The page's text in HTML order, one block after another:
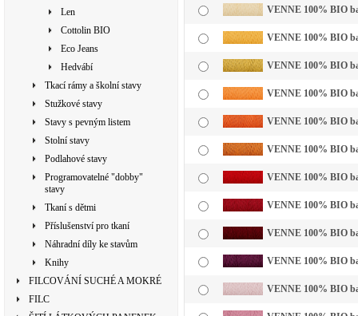
Len
Cottolin BIO
Eco Jeans
Hedvábí
Tkací rámy a školní stavy
Stužkové stavy
Stavy s pevným listem
Stolní stavy
Podlahové stavy
Programovatelné "dobby"
stavy
Tkaní s dětmi
Příslušenství pro tkaní
Náhradní díly ke stavům
Knihy
FILCOVÁNÍ SUCHÉ A MOKRÉ
FILC
VENNE 100% BIO
VENNE 100% BIO
VENNE 100% BIO
VENNE 100% BIO
VENNE 100% BIO
VENNE 100% BIO
VENNE 100% BIO
VENNE 100% BIO
VENNE 100% BIO
VENNE 100% BIO
VENNE 100% BIO